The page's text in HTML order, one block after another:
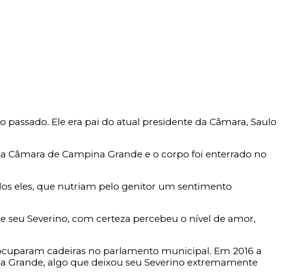
Ele era pai do atual presidente da Câmara, Saulo
Câmara de Campina Grande e o corpo foi enterrado no
eles, que nutriam pelo genitor um sentimento
Severino, com certeza percebeu o nível de amor,
cadeiras no parlamento municipal. Em 2016 a
algo que deixou seu Severino extremamente